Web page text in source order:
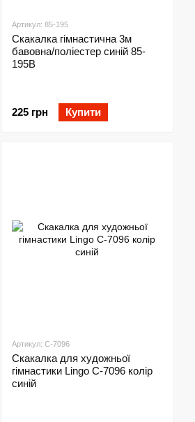
Артикул: 85-195
Скакалка гімнастична 3м
бавовна/поліестер синій 85-
195B
225 грн Купити
Артикул: C-7096
Скакалка для художньої
гімнастики Lingo C-7096 колір
синій